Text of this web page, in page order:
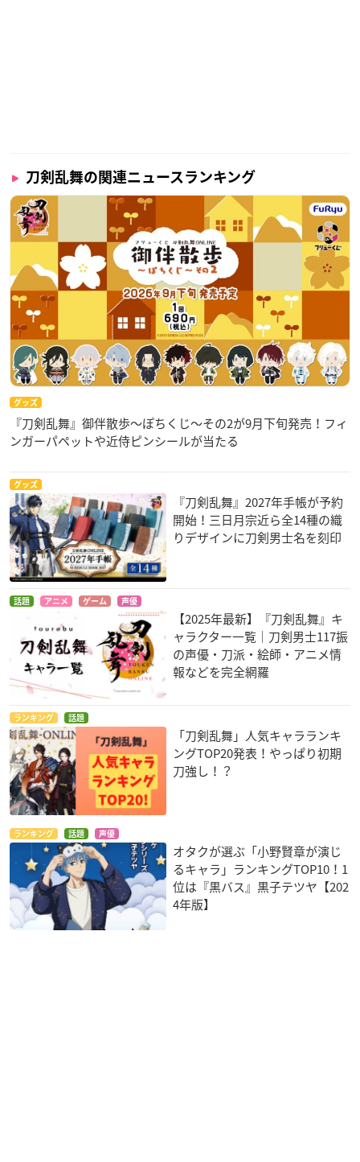
※オリジナルカクテルは別料金となります。
※表示料金には税金・サービス料が含まれています。
【会場】
ヒルトン東京お台場 2Fレストラン「グリロジー バー＆グリ
ル」
刀剣乱舞の関連ニュースランキング
グッズ
『刀剣乱舞』御伴散歩～ぽちくじ～その2が9月下旬発売！フィ
ンガーパペットや近侍ピンシールが当たる
グッズ
『刀剣乱舞』2027年手帳が予約
開始！三日月宗近ら全14種の織
りデザインに刀剣男士名を刻印
話題 アニメ ゲーム 声優
【2025年最新】『刀剣乱舞』キ
ャラクター一覧｜刀剣男士117振
の声優・刀派・絵師・アニメ情
報などを完全網羅
ランキング 話題
「刀剣乱舞」人気キャラランキ
ングTOP20発表！やっぱり初期
刀強し！？
ランキング 話題 声優
オタクが選ぶ「小野賢章が演じ
るキャラ」ランキングTOP10！1
位は『黒バス』黒子テツヤ【202
4年版】